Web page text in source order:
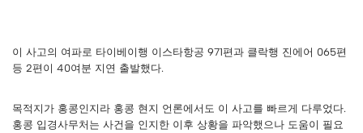
이 사고의 여파로 타이베이행 이스타항공 971편과 클락행 진에어 065편
등 2편이 40여분 지연 출발했다.
목적지가 홍콩인지라 홍콩 현지 언론에서도 이 사고를 빠르게 다루었다.
홍콩 입경사무처는 사건을 인지한 이후 상황을 파악했으나 도움이 필요